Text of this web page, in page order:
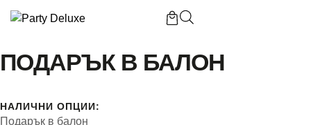
Начало
ПОДАРЪК В БАЛОН
НАЛИЧНИ ОПЦИИ:
Подарък в балон